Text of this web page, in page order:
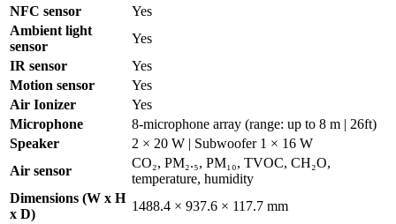
NFC sensor
Yes
Ambient light
sensor
Yes
IR sensor
Yes
Motion sensor
Yes
Air Ionizer
Yes
Microphone
8-microphone array (range: up to 8 m | 26ft)
Speaker
2 × 20 W | Subwoofer 1 × 16 W
Air sensor
CO₂, PM₂.₅, PM₁₀, TVOC, CH₂O,
temperature, humidity
Dimensions (W x H
x D)
1488.4 × 937.6 × 117.7 mm